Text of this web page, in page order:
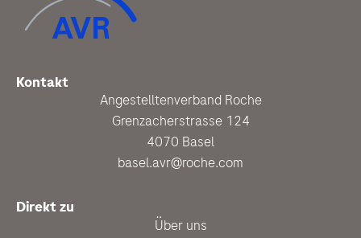
Kontakt
Angestelltenverband Roche
Grenzacherstrasse 124
4070 Basel
basel.avr@roche.com
Direkt zu
Über uns